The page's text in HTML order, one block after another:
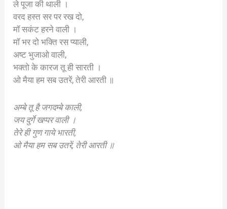
ले पूजा की थाली ।
वरद हस्त सर पर रख दो,
मॉ सकंट हरने वाली ।
मॉ भर दो भक्ति रस प्याली,
अष्ट भुजाओ वाली,
भक्तो के कारज तू ही सारती ।
ओ मैया हम सब उतरें, तेरी आरती ॥
अम्बे तू है जगदम्बे काली,
जय दुर्गे खप्पर वाली ।
तेरे ही गुण गाये भारती,
ओ मैया हम सब उतरें, तेरी आरती ॥